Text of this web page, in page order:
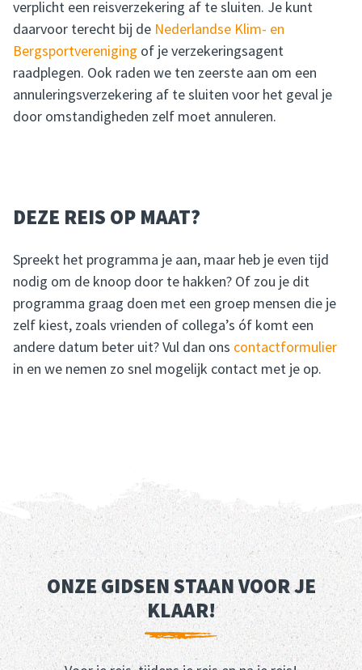
verplicht een reisverzekering af te sluiten. Je kunt
daarvoor terecht bij de Nederlandse Klim- en
Bergsportvereniging of je verzekeringsagent
raadplegen. Ook raden we ten zeerste aan om een
annuleringsverzekering af te sluiten voor het geval je
door omstandigheden zelf moet annuleren.
DEZE REIS OP MAAT?
Spreekt het programma je aan, maar heb je even tijd
nodig om de knoop door te hakken? Of zou je dit
programma graag doen met een groep mensen die je
zelf kiest, zoals vrienden of collega’s óf komt een
andere datum beter uit? Vul dan ons contactformulier
in en we nemen zo snel mogelijk contact met je op.
ONZE GIDSEN STAAN VOOR JE
KLAAR!